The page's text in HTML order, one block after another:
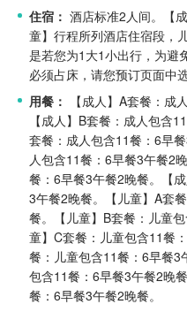
住宿： 酒店标准2人间。 【
童】行程所列酒店住宿段，
是若您为1大1小出行，为避
必须占床，请您预订页面中
用餐：
【成人】A套餐：成
【成人】B套餐：成人包含
套餐：成人包含11餐：6早餐
人包含11餐：6早餐3午餐2晚
餐：6早餐3午餐2晚餐。
【
3午餐2晚餐。
【儿童】A套
餐。
【儿童】B套餐：儿童
童】C套餐：儿童包含11餐
餐：儿童包含11餐：6早餐3
包含11餐：6早餐3午餐2晚餐
餐：6早餐3午餐2晚餐。